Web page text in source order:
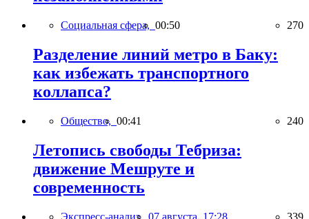
Социальная сфера, 00:50 270
Разделение линий метро в Баку:
как избежать транспортного
коллапса?
Общество, 00:41 240
Летопись свободы Тебриза:
движение Мешруте и
современность
Экспресс-анализ, 07 августа, 17:28 339